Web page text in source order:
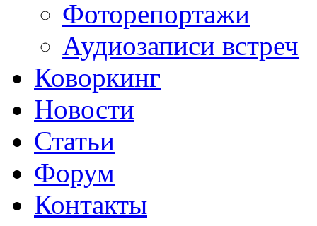
Фоторепортажи
Аудиозаписи встреч
Коворкинг
Новости
Статьи
Форум
Контакты